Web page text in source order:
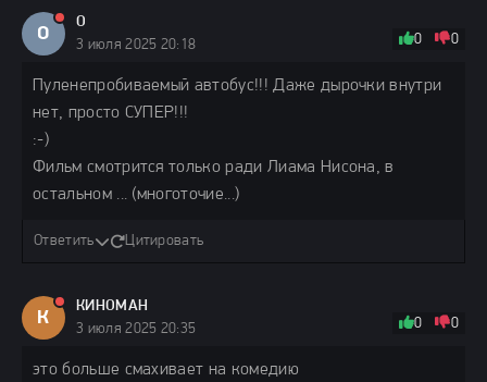
О
О
3 июля 2025 20:18
0 0
Пуленепробиваемый автобус!!! Даже дырочки внутри
нет, просто СУПЕР!!!
:-)
Фильм смотрится только ради Лиама Нисона, в
остальном ... (многоточие...)
Ответить Цитировать
К
КИНОМАН
3 июля 2025 20:35
0 0
это больше смахивает на комедию